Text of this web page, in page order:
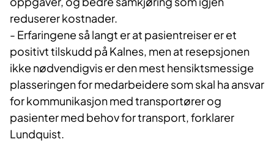
reduserer kostnader.
- Erfaringene så langt er at pasientreiser er et
positivt tilskudd på Kalnes, men at resepsjonen
ikke nødvendigvis er den mest hensiktsmessige
plasseringen for medarbeidere som skal ha ansvar
for kommunikasjon med transportører og
pasienter med behov for transport, forklarer
Lundquist.